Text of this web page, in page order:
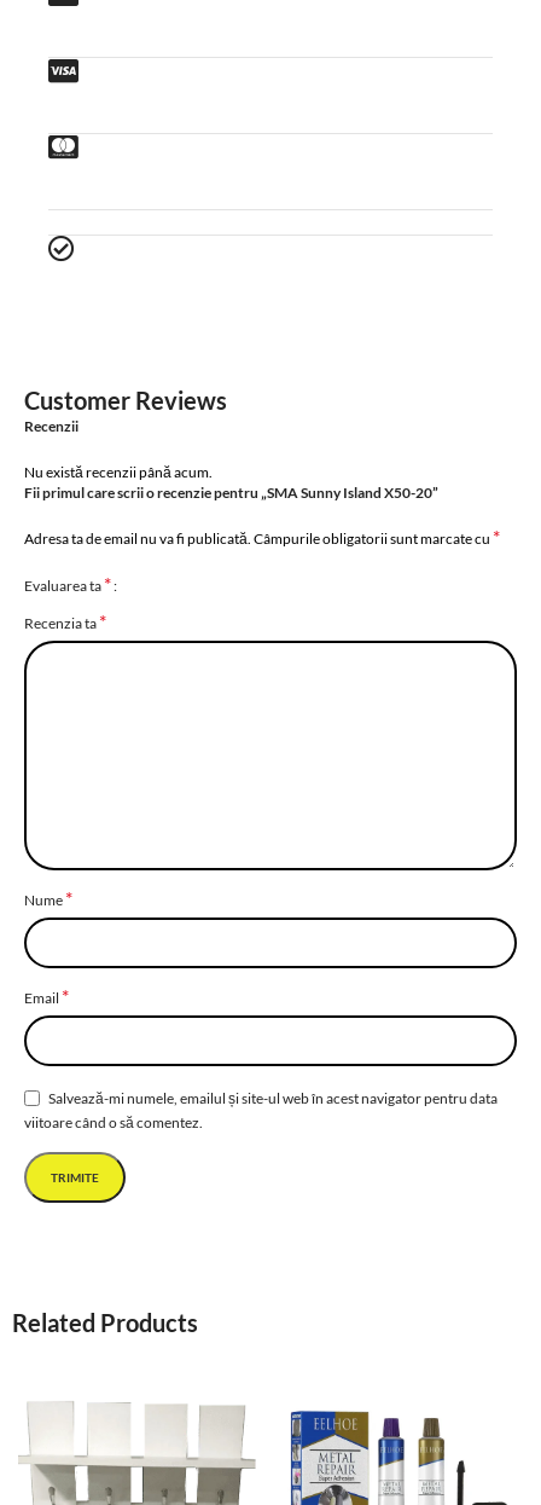
Customer Reviews
Recenzii
Nu există recenzii până acum.
Fii primul care scrii o recenzie pentru „SMA Sunny Island X50-20”
Adresa ta de email nu va fi publicată. Câmpurile obligatorii sunt marcate cu *
Evaluarea ta *
Recenzia ta *
Nume *
Email *
Salvează-mi numele, emailul și site-ul web în acest navigator pentru data
viitoare când o să comentez.
Related Products